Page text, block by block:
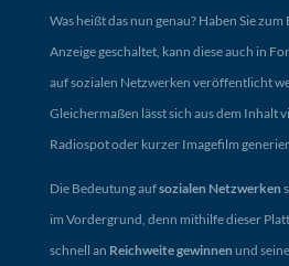
Was heißt das nun genau? Haben Sie zum
Anzeige geschaltet, kann diese auch in
auf sozialen Netzwerken veröffentlicht
Gleichermaßen lässt sich aus dem Inhalt
Radiospot oder kurzer Imagefilm
Die Bedeutung aufsozialen Netzwerken
im Vordergrund, denn mithilfe dieser
schnell an Reichweite gewinnen und